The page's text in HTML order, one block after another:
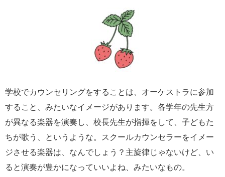
学校でカウンセリングをすることは、オーケストラに参加
すること、みたいなイメージがあります。各学年の先生方
が異なる楽器を演奏し、校長先生が指揮をして、子どもた
ちが歌う、というような。スクールカウンセラーをイメー
ジさせる楽器は、なんでしょう？主旋律じゃないけど、い
ると演奏が豊かになっていいよね、みたいなもの。